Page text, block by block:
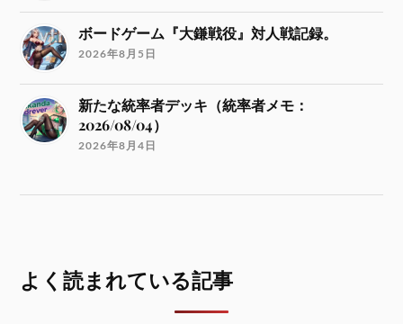
ボードゲーム『大鎌戦役』対人戦記録。
2026年8月5日
新たな統率者デッキ（統率者メモ：
2026/08/04）
2026年8月4日
よく読まれている記事